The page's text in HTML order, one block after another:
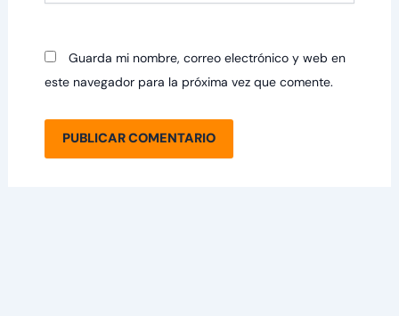
Guarda mi nombre, correo electrónico y web en
este navegador para la próxima vez que comente.